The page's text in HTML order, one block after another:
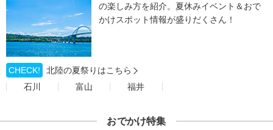
の楽しみ方を紹介。夏休みイベント＆おで
かけスポット情報が盛りだくさん！
CHECK!
北陸の夏祭りはこちら
石川
富山 福井
おでかけ特集